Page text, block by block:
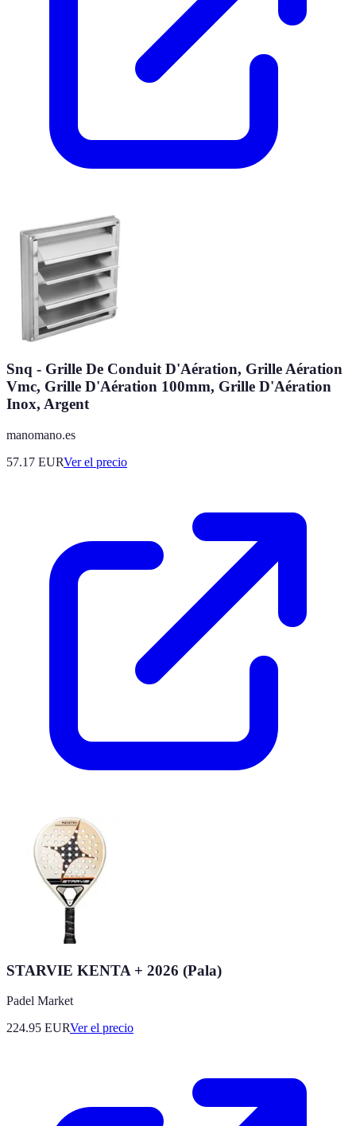
Snq - Grille De Conduit D'Aération, Grille Aération
Vmc, Grille D'Aération 100mm, Grille D'Aération
Inox, Argent
manomano.es
57.17 EURVer el precio
STARVIE KENTA + 2026 (Pala)
Padel Market
224.95 EURVer el precio